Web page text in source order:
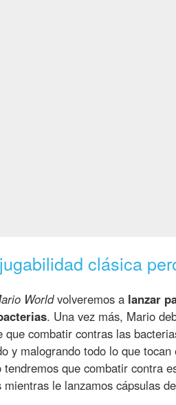
clásica
Worldvolveremos a lanzar
. Una vez más, Mario
que combatir contras las
y malogrando todo lo que
tendremos que combatir contra
mientras le lanzamos cápsulas de